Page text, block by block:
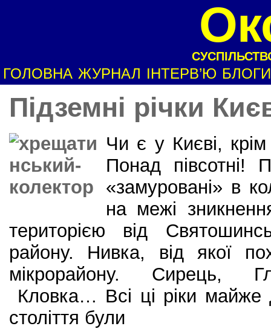
ГОЛОВНА ЖУРНАЛ ІНТЕРВ’Ю БЛОГИ
Підземні річки
Чи є у Києві, крім
Понад півсотні!
«замуровані» в
на межі
територією від
району. Нивка, від якої
мікрорайону. Сирець,
Кловка… Всі ці ріки
століття були